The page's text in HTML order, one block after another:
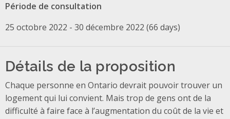
Période de consultation
25 octobre 2022 - 30 décembre 2022 (66 days)
Détails de la proposition
Chaque personne en Ontario devrait pouvoir trouver un
logement qui lui convient. Mais trop de gens ont de la
difficulté à faire face à l’augmentation du coût de la vie et